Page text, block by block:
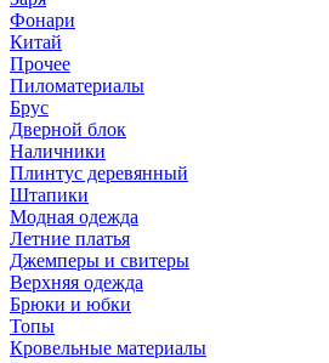
Фонари
Китай
Прочее
Пиломатериалы
Брус
Дверной блок
Наличники
Плинтус деревянный
Штапики
Модная одежда
Летние платья
Джемперы и свитеры
Верхняя одежда
Брюки и юбки
Топы
Кровельные материалы